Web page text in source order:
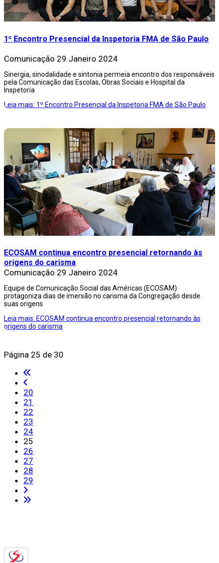
1º Encontro Presencial da Inspetoria FMA de São Paulo
Comunicação 29 Janeiro 2024
Sinergia, sinodalidade e sintonia permeia encontro dos responsáveis
pela Comunicação das Escolas, Obras Sociais e Hospital da
Inspetoria
Leia mais: 1º Encontro Presencial da Inspetoria FMA de São Paulo
ECOSAM continua encontro presencial retornando às
origens do carisma
Comunicação 29 Janeiro 2024
Equipe de Comunicação Social das Américas (ECOSAM)
protagoniza dias de imersão no carisma da Congregação desde
suas origens
Leia mais: ECOSAM continua encontro presencial retornando às
origens do carisma
Página 25 de 30
20
21
22
23
24
25
26
27
28
29